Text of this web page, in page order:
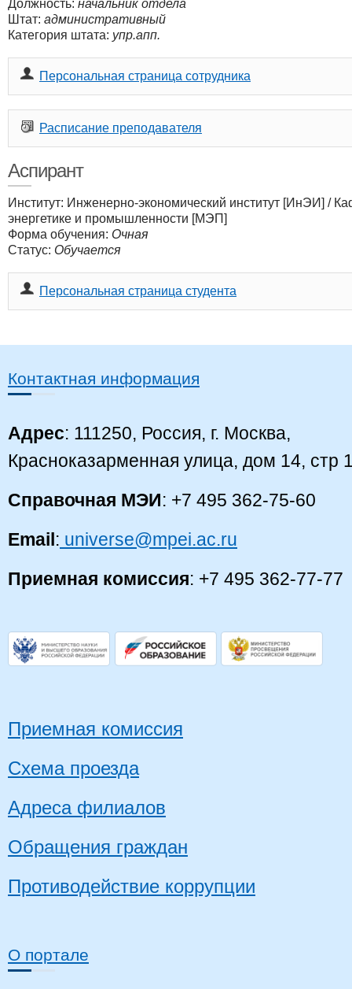
Должность: начальник отдела
Штат: административный
Категория штата: упр.апп.
Персональная страница сотрудника
Расписание преподавателя
Аспирант
Институт: Инженерно-экономический институт [ИнЭИ] /
энергетике и промышленности [МЭП]
Форма обучения: Очная
Статус: Обучается
Персональная страница студента
Контактная информация
Адрес: 111250, Россия, г. Москва,
Красноказарменная улица, дом 14, стр
Справочная МЭИ: +7 495 362-75-60
Email: universe@mpei.ac.ru
Приемная комиссия: +7 495 362-77-77
Приемная комиссия
Схема проезда
Адреса филиалов
Обращения граждан
Противодействие коррупции
О портале